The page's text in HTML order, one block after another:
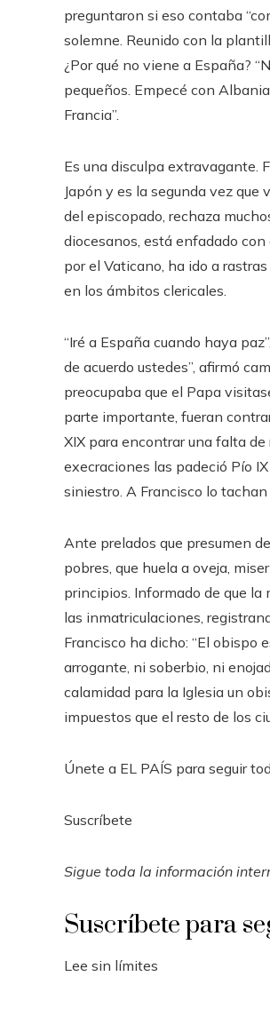
preguntaron si eso contaba
solemne. Reunido con la
¿Por qué no viene a España?
pequeños. Empecé con
Francia”.
Es una disculpa extravagante.
Japón y es la segunda vez
del episcopado, rechaza
diocesanos, está enfadado
por el Vaticano, ha ido a
en los ámbitos clericales.
“Iré a España cuando haya
de acuerdo ustedes”, afirmó
preocupaba que el Papa
parte importante, fueran
XIX para encontrar una falta
execraciones las padeció Pío
siniestro. A Francisco lo tachan
Ante prelados que presumen
pobres, que huela a oveja,
principios. Informado de que
las inmatriculaciones,
Francisco ha dicho: “El obispo
arrogante, ni soberbio, ni
calamidad para la Iglesia un
impuestos que el resto de los
Únete a EL PAÍS para seguir
Suscríbete
Sigue toda la información
Suscríbete para
Lee sin límites